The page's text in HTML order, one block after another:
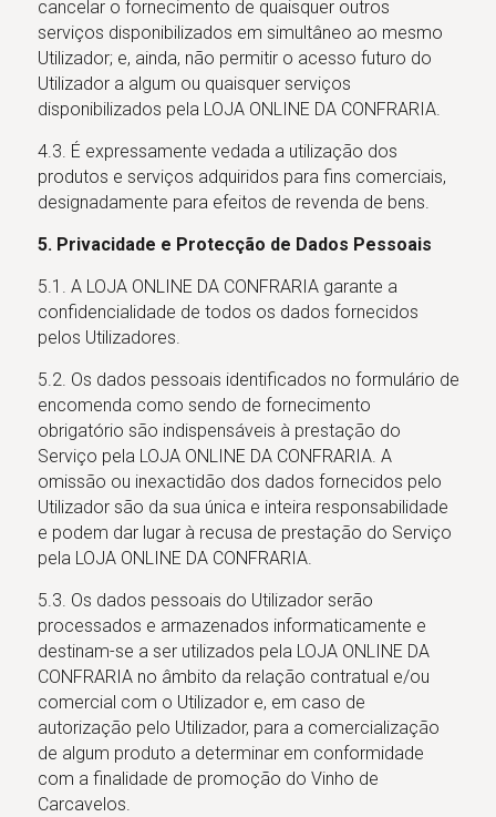
cancelar o fornecimento de quaisquer outros
serviços disponibilizados em simultâneo ao mesmo
Utilizador; e, ainda, não permitir o acesso futuro do
Utilizador a algum ou quaisquer serviços
disponibilizados pela LOJA ONLINE DA CONFRARIA.
4.3. É expressamente vedada a utilização dos
produtos e serviços adquiridos para fins comerciais,
designadamente para efeitos de revenda de bens.
5. Privacidade e Protecção de Dados Pessoais
5.1. A LOJA ONLINE DA CONFRARIA garante a
confidencialidade de todos os dados fornecidos
pelos Utilizadores.
5.2. Os dados pessoais identificados no formulário de
encomenda como sendo de fornecimento
obrigatório são indispensáveis à prestação do
Serviço pela LOJA ONLINE DA CONFRARIA. A
omissão ou inexactidão dos dados fornecidos pelo
Utilizador são da sua única e inteira responsabilidade
e podem dar lugar à recusa de prestação do Serviço
pela LOJA ONLINE DA CONFRARIA.
5.3. Os dados pessoais do Utilizador serão
processados e armazenados informaticamente e
destinam-se a ser utilizados pela LOJA ONLINE DA
CONFRARIA no âmbito da relação contratual e/ou
comercial com o Utilizador e, em caso de
autorização pelo Utilizador, para a comercialização
de algum produto a determinar em conformidade
com a finalidade de promoção do Vinho de
Carcavelos.